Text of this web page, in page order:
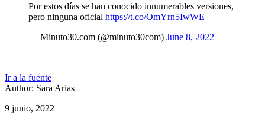
Por estos días se han conocido innumerables versiones,
pero ninguna oficial https://t.co/OmYrn5IwWE
— Minuto30.com (@minuto30com) June 8, 2022
Ir a la fuente
Author: Sara Arias
9 junio, 2022